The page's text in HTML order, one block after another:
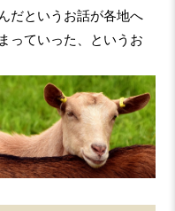
だというお話が各地へ
っていった、というお